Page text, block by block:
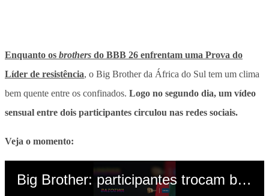
Enquanto os brothers do BBB 26 enfrentam uma Prova do
Líder de resistência, o Big Brother da África do Sul tem um clima
bem quente entre os confinados. Logo no segundo dia, um vídeo
sensual entre dois participantes circulou nas redes sociais.
Veja o momento: